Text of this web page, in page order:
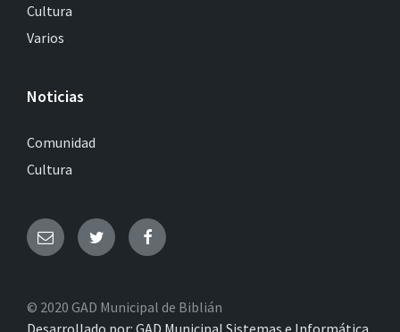
Cultura
Varios
Noticias
Comunidad
Cultura
© 2020 GAD Municipal de Biblián
Desarrollado por: GAD Municipal Sistemas e Informática